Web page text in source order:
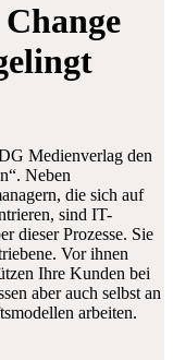
Medienverlag den
Neben
die sich auf
sind IT-
dieser Prozesse. Sie
Vor ihnen
Ihre Kunden bei
aber auch selbst an
arbeiten.